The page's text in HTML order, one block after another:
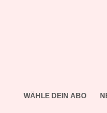
WÄHLE DEIN ABO